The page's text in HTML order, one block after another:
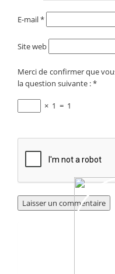
E-mail*
Site web
Merci de confirmer que
la question suivante :*
× 1 = 1